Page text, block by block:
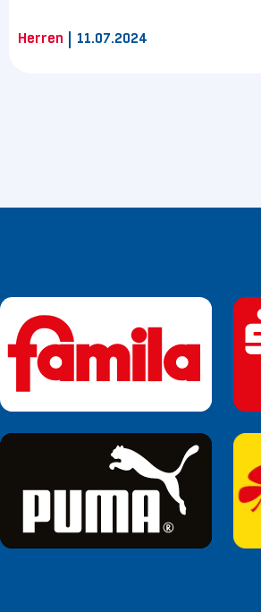
Herren | 11.07.2024